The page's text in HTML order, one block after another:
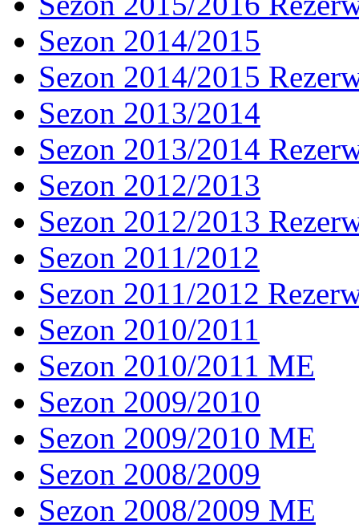
Sezon 2014/2015
Sezon 2014/2015
Sezon 2013/2014
Sezon 2013/2014
Sezon 2012/2013
Sezon 2012/2013
Sezon 2011/2012
Sezon 2011/2012
Sezon 2010/2011
Sezon 2010/2011 ME
Sezon 2009/2010
Sezon 2009/2010 ME
Sezon 2008/2009
Sezon 2008/2009 ME